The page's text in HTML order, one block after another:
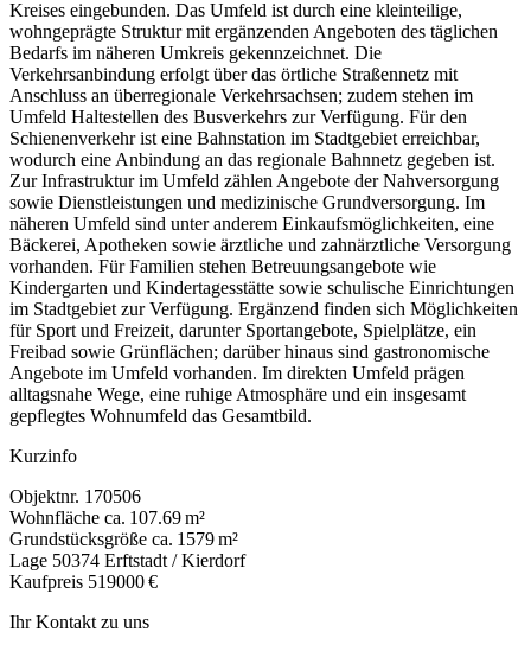
Kreises eingebunden. Das Umfeld ist durch eine kleinteilige,
wohngeprägte Struktur mit ergänzenden Angeboten des täglichen
Bedarfs im näheren Umkreis gekennzeichnet. Die
Verkehrsanbindung erfolgt über das örtliche Straßennetz mit
Anschluss an überregionale Verkehrsachsen; zudem stehen im
Umfeld Haltestellen des Busverkehrs zur Verfügung. Für den
Schienenverkehr ist eine Bahnstation im Stadtgebiet erreichbar,
wodurch eine Anbindung an das regionale Bahnnetz gegeben ist.
Zur Infrastruktur im Umfeld zählen Angebote der Nahversorgung
sowie Dienstleistungen und medizinische Grundversorgung. Im
näheren Umfeld sind unter anderem Einkaufsmöglichkeiten, eine
Bäckerei, Apotheken sowie ärztliche und zahnärztliche Versorgung
vorhanden. Für Familien stehen Betreuungsangebote wie
Kindergarten und Kindertagesstätte sowie schulische Einrichtungen
im Stadtgebiet zur Verfügung. Ergänzend finden sich Möglichkeiten
für Sport und Freizeit, darunter Sportangebote, Spielplätze, ein
Freibad sowie Grünflächen; darüber hinaus sind gastronomische
Angebote im Umfeld vorhanden. Im direkten Umfeld prägen
alltagsnahe Wege, eine ruhige Atmosphäre und ein insgesamt
gepflegtes Wohnumfeld das Gesamtbild.
Kurzinfo
Objektnr. 170506
Wohnfläche ca. 107.69 m²
Grundstücksgröße ca. 1579 m²
Lage 50374 Erftstadt / Kierdorf
Kaufpreis 519000 €
Ihr Kontakt zu uns